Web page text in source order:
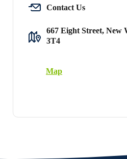
Contact Us
667 Eight Street, New
3T4
Map